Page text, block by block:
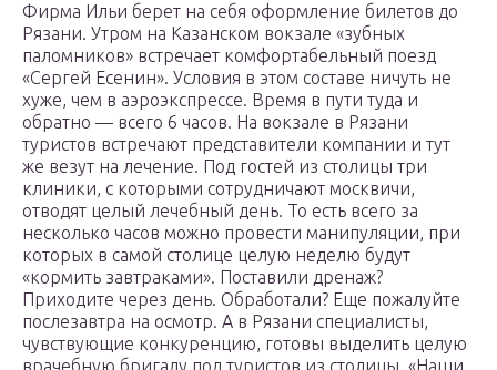
Фирма Ильи берет на себя оформление билетов до
Рязани. Утром на Казанском вокзале «зубных
паломников» встречает комфортабельный поезд
«Сергей Есенин». Условия в этом составе ничуть не
хуже, чем в аэроэкспрессе. Время в пути туда и
обратно — всего 6 часов. На вокзале в Рязани
туристов встречают представители компании и тут
же везут на лечение. Под гостей из столицы три
клиники, с которыми сотрудничают москвичи,
отводят целый лечебный день. То есть всего за
несколько часов можно провести манипуляции, при
которых в самой столице целую неделю будут
«кормить завтраками». Поставили дренаж?
Приходите через день. Обработали? Еще пожалуйте
послезавтра на осмотр. А в Рязани специалисты,
чувствующие конкуренцию, готовы выделить целую
врачебную бригаду под туристов из столицы. «Наши